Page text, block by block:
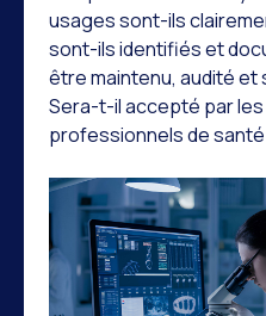
usages sont-ils
sont-ils identifiés et
être maintenu, audité et
Sera-t-il accepté par
professionnels de